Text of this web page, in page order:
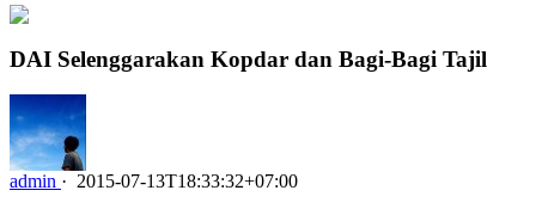
DAI Selenggarakan Kopdar dan Bagi-Bagi Tajil
admin · 2015-07-13T18:33:32+07:00